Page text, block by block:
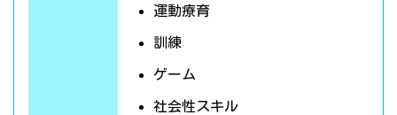
運動療育
訓練
ゲーム
社会性スキル